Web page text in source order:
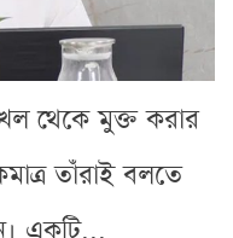
থেকে মুক্ত করার
তাঁরাই বলতে